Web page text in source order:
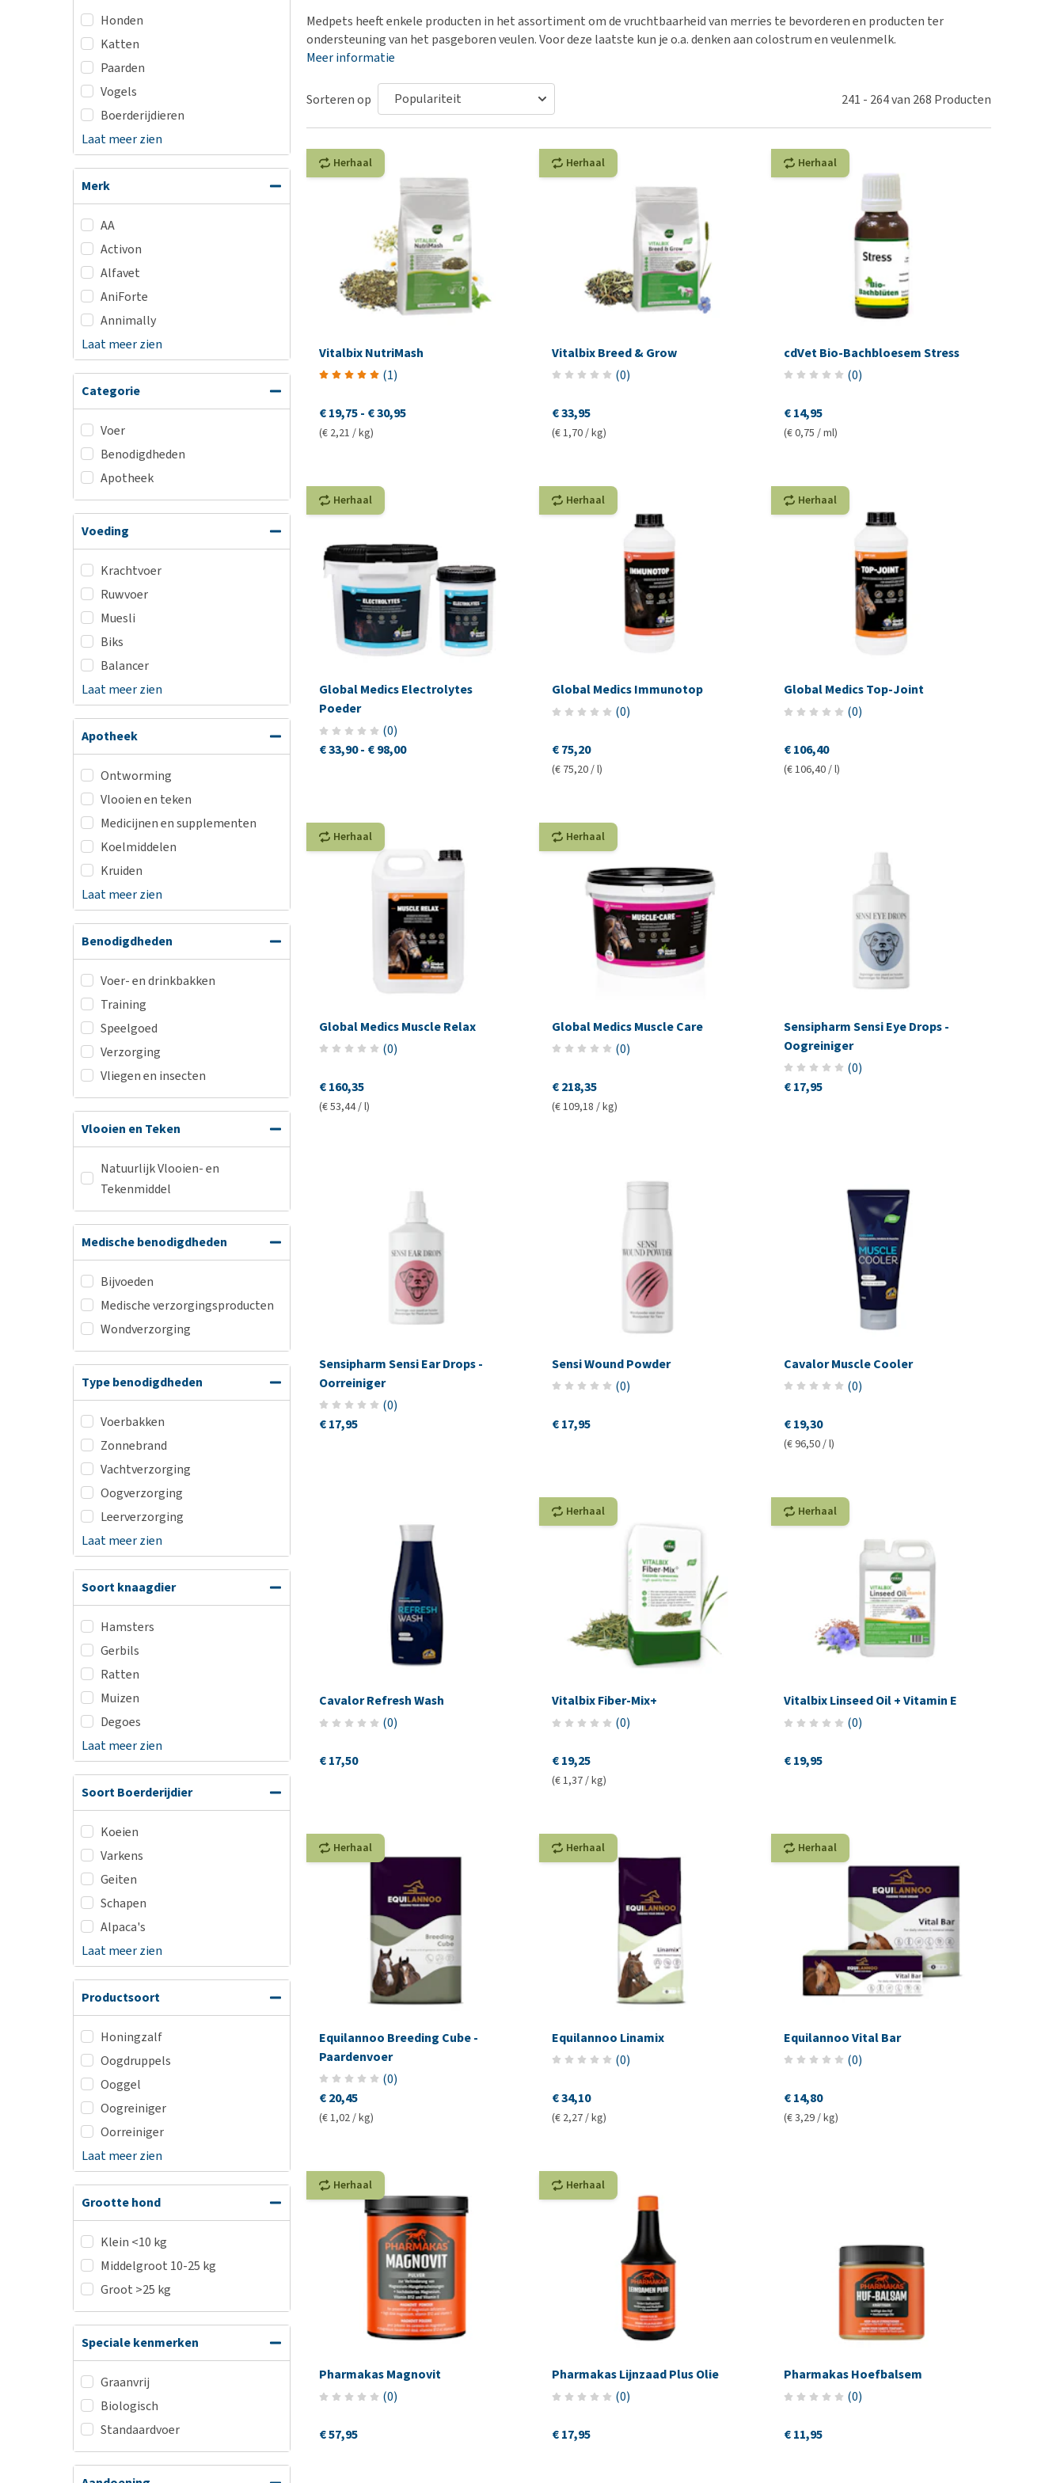
Biologisch hondenvoer
Vegan hondenvoer
Voer- en drinkbakken
Puppy benodigdheden
Bekijk alles
Puppy apotheek
Ouderdom en dementie
Bekijk alles
Puppy apotheek
Vuurwerkangst
Ouderdom en dementie
Help! Mijn hond plast in
Honden
Katten
Paarden
Vogels
Boerderijdieren
Laat meer zien
Merk
AA
Activon
Alfavet
AniForte
Annimally
Laat meer zien
Categorie
Voer
Benodigdheden
Apotheek
Voeding
Krachtvoer
Ruwvoer
Muesli
Biks
Balancer
Laat meer zien
Apotheek
Ontworming
Vlooien en teken
Medicijnen en supplementen
Koelmiddelen
Kruiden
Laat meer zien
Benodigdheden
Voer- en drinkbakken
Training
Speelgoed
Verzorging
Vliegen en insecten
Vlooien en Teken
Natuurlijk Vlooien- en
Tekenmiddel
Medische benodigdheden
Bijvoeden
Medische verzorgingsproducten
Wondverzorging
Type benodigdheden
Voerbakken
Zonnebrand
Vachtverzorging
Oogverzorging
Leerverzorging
Laat meer zien
Soort knaagdier
Hamsters
Gerbils
Ratten
Muizen
Degoes
Laat meer zien
Soort Boerderijdier
Koeien
Varkens
Geiten
Schapen
Alpaca's
Laat meer zien
Productsoort
Honingzalf
Oogdruppels
Ooggel
Oogreiniger
Oorreiniger
Laat meer zien
Grootte hond
Klein <10 kg
Middelgroot 10-25 kg
Groot >25 kg
Speciale kenmerken
Graanvrij
Biologisch
Standaardvoer
Medpets heeft enkele producten in het assortiment om de vruchtbaarheid van merries te bevorderen en producten ter
ondersteuning van het pasgeboren veulen. Voor deze laatste kun je o.a. denken aan colostrum en veulenmelk.
Meer informatie
Sorteren op 241 - 264van 268 Producten
Herhaal
Vitalbix NutriMash
(1)
€ 19,75- € 30,95
(€ 2,21 / kg)
Herhaal
Vitalbix Breed & Grow
(0)
€ 33,95
(€ 1,70 / kg)
Herhaal
cdVet Bio-Bachbloesem Stress
(0)
€ 14,95
(€ 0,75 / ml)
Herhaal
Global Medics Electrolytes
Poeder
(0)
€ 33,90- € 98,00
Herhaal
Global Medics Immunotop
(0)
€ 75,20
(€ 75,20 / l)
Herhaal
Global Medics Top-Joint
(0)
€ 106,40
(€ 106,40 / l)
Herhaal
Global Medics Muscle Relax
(0)
€ 160,35
(€ 53,44 / l)
Herhaal
Global Medics Muscle Care
(0)
€ 218,35
(€ 109,18 / kg)
Sensipharm Sensi Eye Drops -
Oogreiniger
(0)
€ 17,95
Sensipharm Sensi Ear Drops -
Oorreiniger
(0)
€ 17,95
Sensi Wound Powder
(0)
€ 17,95
Cavalor Muscle Cooler
(0)
€ 19,30
(€ 96,50 / l)
Cavalor Refresh Wash
(0)
€ 17,50
Herhaal
Vitalbix Fiber-Mix+
(0)
€ 19,25
(€ 1,37 / kg)
Herhaal
Vitalbix Linseed Oil + Vitamin E
(0)
€ 19,95
Herhaal
Equilannoo Breeding Cube -
Paardenvoer
(0)
€ 20,45
(€ 1,02 / kg)
Herhaal
Equilannoo Linamix
(0)
€ 34,10
(€ 2,27 / kg)
Herhaal
Equilannoo Vital Bar
(0)
€ 14,80
(€ 3,29 / kg)
Herhaal
Pharmakas Magnovit
(0)
€ 57,95
Herhaal
Pharmakas Lijnzaad Plus Olie
(0)
€ 17,95
Pharmakas Hoefbalsem
(0)
€ 11,95